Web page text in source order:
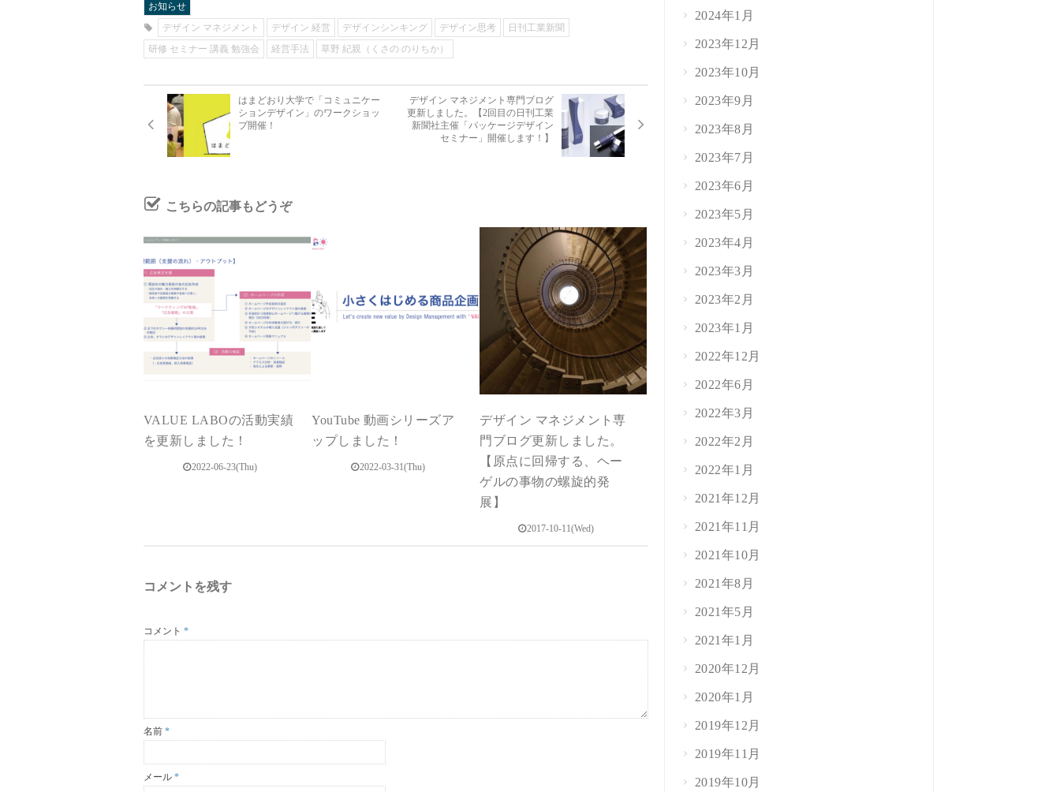
お知らせ
デザイン マネジメント
デザイン 経営 デザインシンキング デザイン思考
日刊工業新聞
研修 セミナー 講義 勉強会
経営手法 草野 紀親（くさの のりちか）
はまどおり大学で「コミュニケー
ションデザイン」のワークショッ
プ開催！
デザイン マネジメント専門ブログ
更新しました。【2回目の日刊工業
新聞社主催「パッケージデザイン
セミナー」開催します！】
こちらの記事もどうぞ
VALUE LABOの活動実績
を更新しました！
2022-06-23(Thu)
YouTube 動画シリーズア
ップしました！
2022-03-31(Thu)
デザイン マネジメント専
門ブログ更新しました。
【原点に回帰する、ヘー
ゲルの事物の螺旋的発
展】
2017-10-11(Wed)
コメントを残す
コメント *
名前 *
メール *
2024年1月
2023年12月
2023年10月
2023年9月
2023年8月
2023年7月
2023年6月
2023年5月
2023年4月
2023年3月
2023年2月
2023年1月
2022年12月
2022年6月
2022年3月
2022年2月
2022年1月
2021年12月
2021年11月
2021年10月
2021年8月
2021年5月
2021年1月
2020年12月
2020年1月
2019年12月
2019年11月
2019年10月